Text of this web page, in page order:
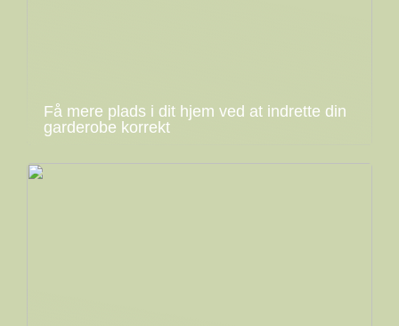
Få mere plads i dit hjem ved at indrette din
garderobe korrekt